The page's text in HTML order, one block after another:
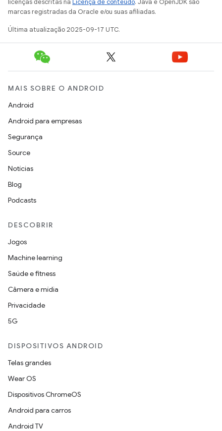
marcas registradas da Oracle e/ou suas afiliadas.
Última atualização 2025-09-17 UTC.
MAIS SOBRE O ANDROID
Android
Android para empresas
Segurança
Source
Notícias
Blog
Podcasts
DESCOBRIR
Jogos
Machine learning
Saúde e fitness
Câmera e mídia
Privacidade
5G
DISPOSITIVOS ANDROID
Telas grandes
Wear OS
Dispositivos ChromeOS
Android para carros
Android TV